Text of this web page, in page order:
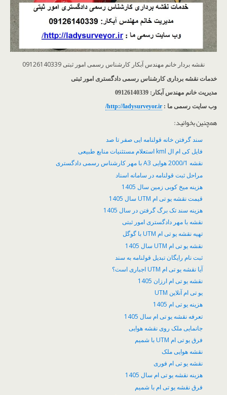
نقشه بردار خانم مهندس آبکار کارشناس رسمی امور ثبتی 09126140339
خدمات نقشه برداری کارشناس رسمی دادگستری امور ثبتی
مدیریت خانم مهندس آبکار: 09126140339
وب سایت رسمی ما : http://ladysurveyor.ir/
همچنین بخوانید:
سند گرفتن خانه قولنامه ایی صفر تا صد
فایل کی ام ال kml استعلام مستثنیات منابع طبیعی
نقشه 2000/1 هوایی A3 با مهر کارشناس رسمی دادگستری
مراحل ثبت قولنامه در سامانه اسناد
هزینه میخ کوبی زمین سال 1405
قیمت نقشه یو تی ام UTM سال 1405
هزینه سند تک برگ گرفتن در سال 1405
نقشه با مهر دادگستری امور ثبتی
تهیه نقشه یو تی ام UTM با گوگل
نقشه یو تی ام UTM سال 1405
ثبت نام رایگان تبدیل قولنامه به سند
آیا نقشه یو تی ام UTM اجباری است؟
نقشه یو تی ام ارزان 1405
یو تی ام آنلاین UTM
هزینه یو تی ام 1405
تعرفه نقشه یو تی ام سال 1405
جانمایی ملک روی نقشه هوایی
فرق یو تی ام UTM با شمیم
نقشه هوایی ملک
نقشه یو تی ام فوری
هزینه نقشه یو تی ام سال 1405
فرق نقشه یو تی ام با شمیم